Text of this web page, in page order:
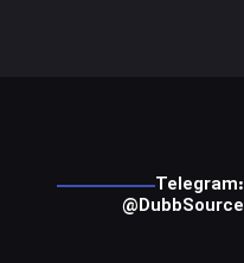
Telegram:
@DubbSource